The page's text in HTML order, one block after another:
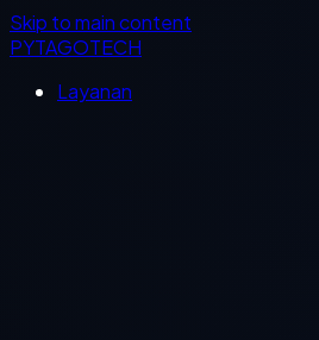
Skip to main content
PYTAGOTECH
Layanan